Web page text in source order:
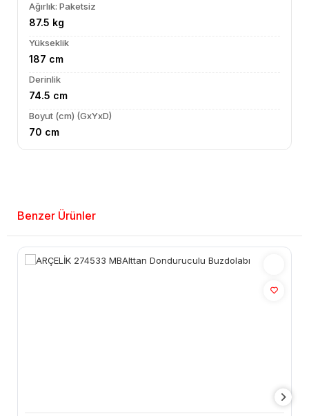
Ağırlık: Paketsiz
87.5 kg
Yükseklik
187 cm
Derinlik
74.5 cm
Boyut (cm) (GxYxD)
70 cm
Benzer Ürünler